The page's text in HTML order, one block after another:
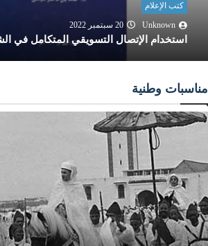
كتب الإعلام
Unknown
20 سبتمبر 2022
استخدام الإتصال التسويقي المتكامل في
مناسبات وطنية